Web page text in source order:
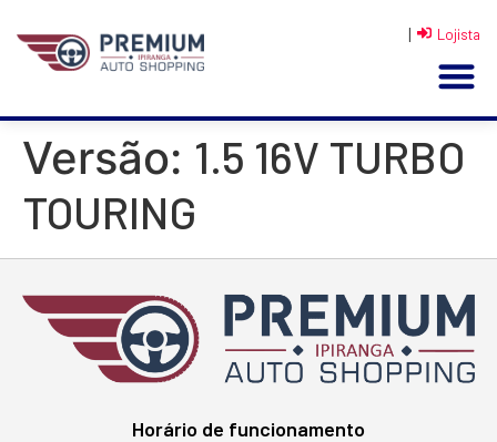
| Lojista
Versão: 1.5 16V TURBO
TOURING
Horário de funcionamento